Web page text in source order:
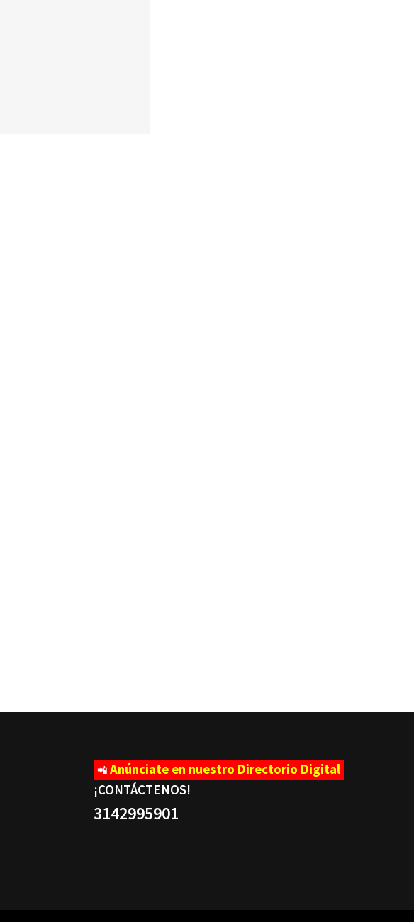
📲 Anúnciate en nuestro Directorio Digital
¡CONTÁCTENOS!
3142995901